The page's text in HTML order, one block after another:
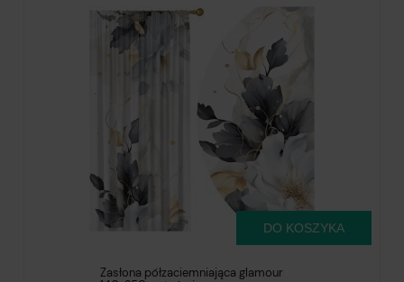
Zasłona półzaciemniająca glamour
DO KOSZYKA